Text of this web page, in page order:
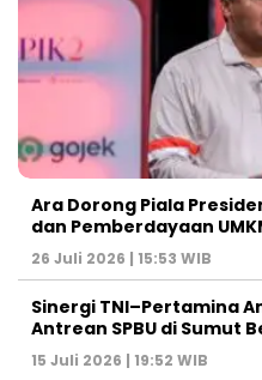
Ara Dorong Piala
dan Pemberdayaan
26 Juli 2026 | 15:53 WIB
Sinergi TNI–Pertamina
Antrean SPBU di Sumut
15 Juli 2026 | 19:52 WIB